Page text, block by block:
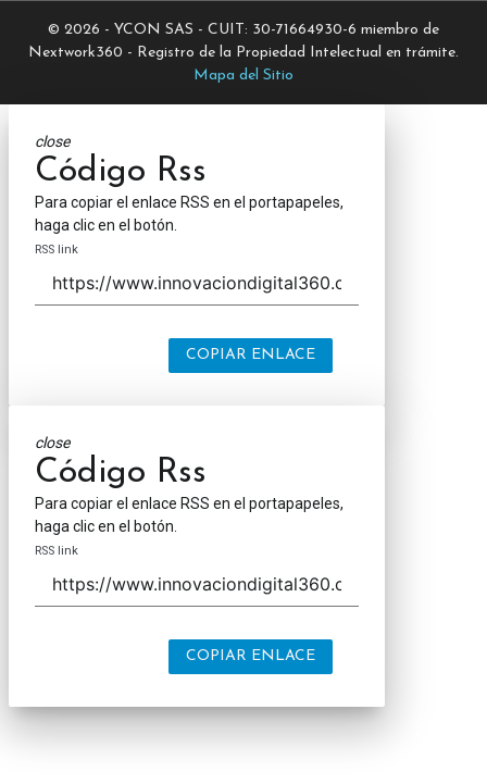
© 2026 - YCON SAS - CUIT: 30-71664930-6 miembro de
Nextwork360 - Registro de la Propiedad Intelectual en trámite.
Mapa del Sitio
close
Código Rss
Para copiar el enlace RSS en el portapapeles,
haga clic en el botón.
RSS link
COPIAR ENLACE
close
Código Rss
Para copiar el enlace RSS en el portapapeles,
haga clic en el botón.
RSS link
COPIAR ENLACE